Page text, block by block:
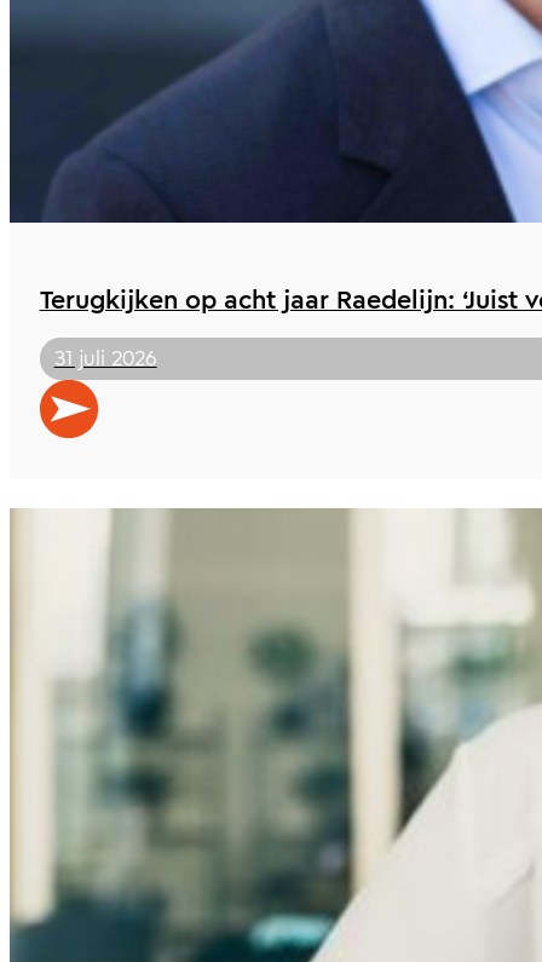
Terugkijken op acht jaar Raedelijn: ‘Juist
31 juli 2026